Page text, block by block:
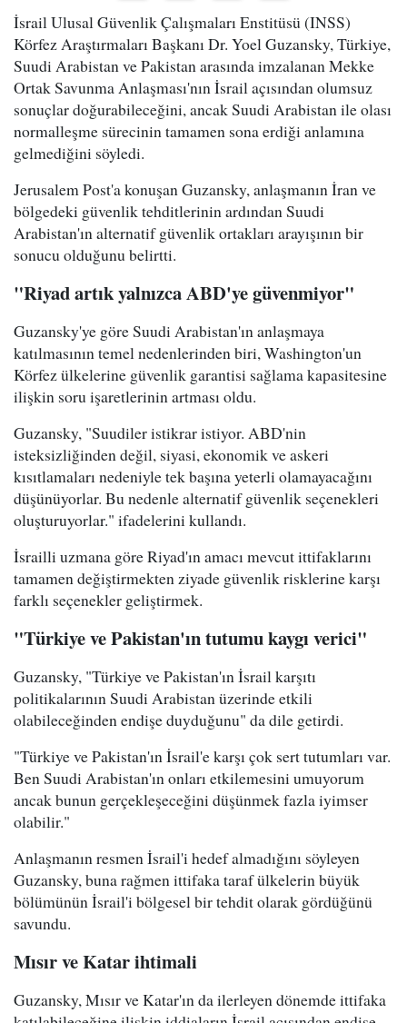
İsrail Ulusal Güvenlik Çalışmaları Enstitüsü (INSS)
Körfez Araştırmaları Başkanı Dr. Yoel Guzansky, Türkiye,
Suudi Arabistan ve Pakistan arasında imzalanan Mekke
Ortak Savunma Anlaşması'nın İsrail açısından olumsuz
sonuçlar doğurabileceğini, ancak Suudi Arabistan ile olası
normalleşme sürecinin tamamen sona erdiği anlamına
gelmediğini söyledi.
Jerusalem Post'a konuşan Guzansky, anlaşmanın İran ve
bölgedeki güvenlik tehditlerinin ardından Suudi
Arabistan'ın alternatif güvenlik ortakları arayışının bir
sonucu olduğunu belirtti.
"Riyad artık yalnızca ABD'ye güvenmiyor"
Guzansky'ye göre Suudi Arabistan'ın anlaşmaya
katılmasının temel nedenlerinden biri, Washington'un
Körfez ülkelerine güvenlik garantisi sağlama kapasitesine
ilişkin soru işaretlerinin artması oldu.
Guzansky, "Suudiler istikrar istiyor. ABD'nin
isteksizliğinden değil, siyasi, ekonomik ve askeri
kısıtlamaları nedeniyle tek başına yeterli olamayacağını
düşünüyorlar. Bu nedenle alternatif güvenlik seçenekleri
oluşturuyorlar." ifadelerini kullandı.
İsrailli uzmana göre Riyad'ın amacı mevcut ittifaklarını
tamamen değiştirmekten ziyade güvenlik risklerine karşı
farklı seçenekler geliştirmek.
"Türkiye ve Pakistan'ın tutumu kaygı verici"
Guzansky, "Türkiye ve Pakistan'ın İsrail karşıtı
politikalarının Suudi Arabistan üzerinde etkili
olabileceğinden endişe duyduğunu" da dile getirdi.
"Türkiye ve Pakistan'ın İsrail'e karşı çok sert tutumları var.
Ben Suudi Arabistan'ın onları etkilemesini umuyorum
ancak bunun gerçekleşeceğini düşünmek fazla iyimser
olabilir."
Anlaşmanın resmen İsrail'i hedef almadığını söyleyen
Guzansky, buna rağmen ittifaka taraf ülkelerin büyük
bölümünün İsrail'i bölgesel bir tehdit olarak gördüğünü
savundu.
Mısır ve Katar ihtimali
Guzansky, Mısır ve Katar'ın da ilerleyen dönemde ittifaka